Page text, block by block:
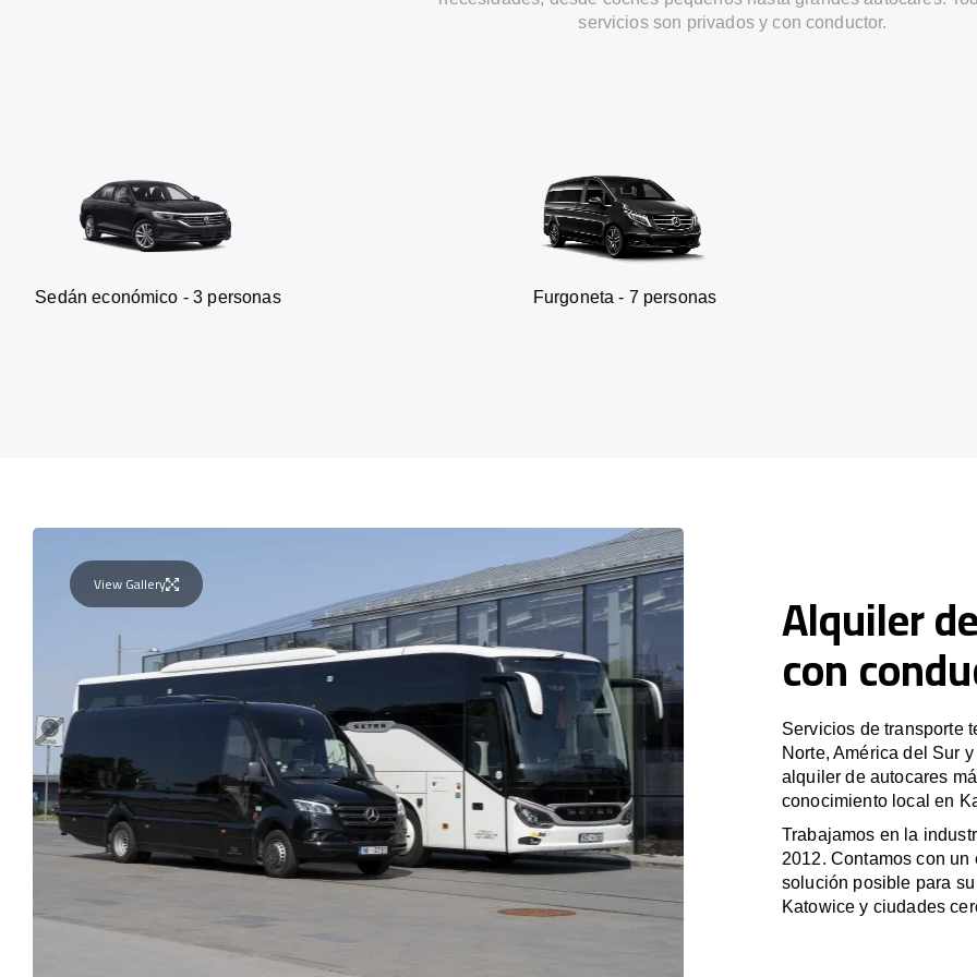
servicios son privados y con conductor.
- 3 personas Furgoneta - 7 personas SUV -
View Gallery Alquiler
con
Servicios de transporte
Norte, América del Sur
alquiler de autocares
conocimiento local en
Trabajamos en la
2012. Contamos con
solución posible para
Katowice y ciudades